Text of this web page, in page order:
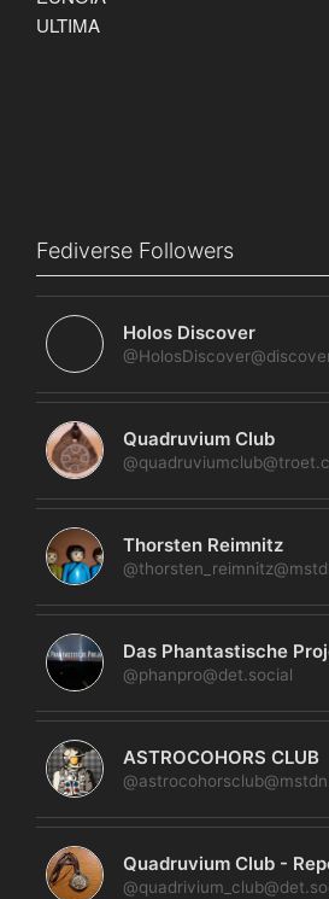
Fediverse Followers
Holos Discover
Quadruvium Club
Thorsten Reimnitz
Das Phantastische
@phanpro@det.social
ASTROCOHORS CLUB
Quadruvium Club -